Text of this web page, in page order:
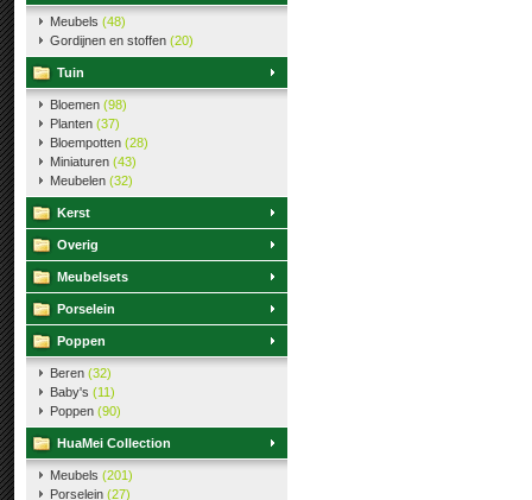
Meubels (48)
Gordijnen en stoffen (20)
Tuin
Bloemen (98)
Planten (37)
Bloempotten (28)
Miniaturen (43)
Meubelen (32)
Kerst
Overig
Meubelsets
Porselein
Poppen
Beren (32)
Baby's (11)
Poppen (90)
HuaMei Collection
Meubels (201)
Porselein (27)